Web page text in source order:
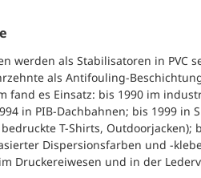
werden als Stabilisatoren in PVC
als Antifouling-
fand es Einsatz: bis 1990 im
in PIB-Dachbahnen; bis 1999 in
T-Shirts,
Dispersionsfarben und -
Druckereiwesen und in der